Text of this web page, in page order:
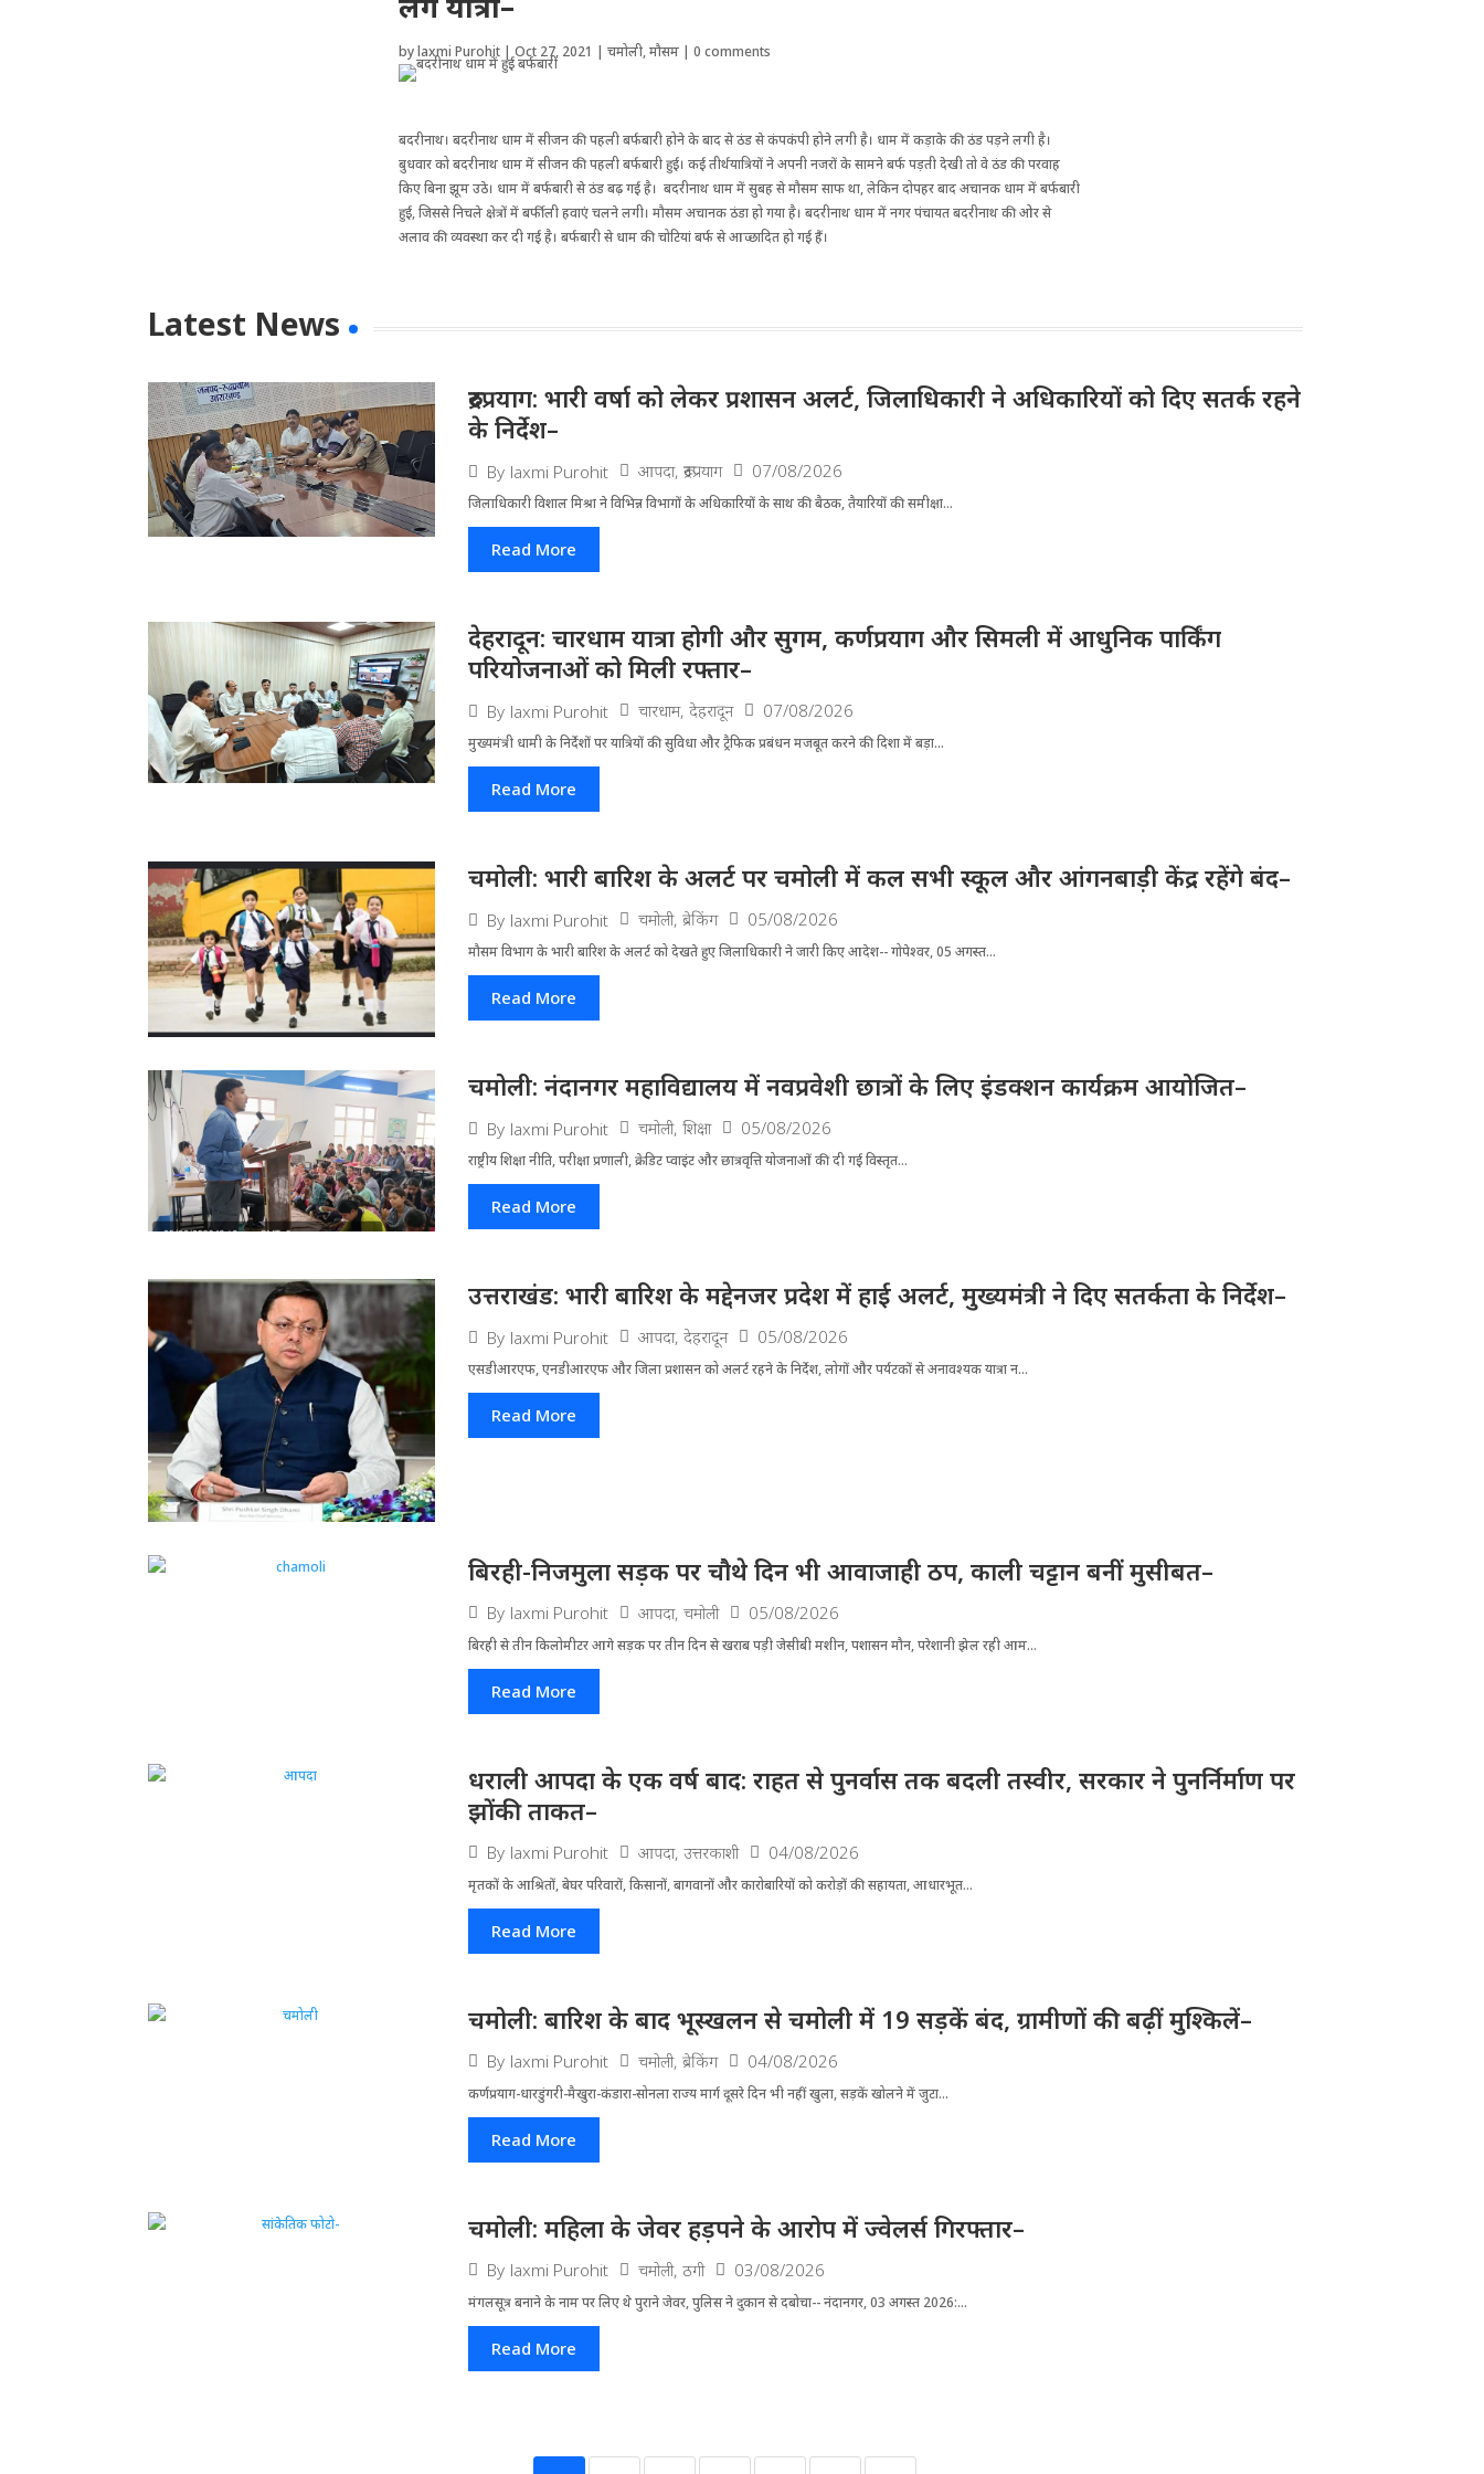
bylaxmi Purohit |Oct 27, 2021 |चमोली,मौसम |0 comments
बदरीनाथ। बदरीनाथ धाम में सीजन की पहली बर्फबारी होने के बाद से ठंड से कंपकंपी होने लगी है। धाम में कड़ाके की ठंड पड़ने लगी है।
बुधवार को बदरीनाथ धाम में सीजन की पहली बर्फबारी हुई। कई तीर्थयात्रियों ने अपनी नजरों के सामने बर्फ पड़ती देखी तो वे ठंड की परवाह
किए बिना झूम उठे। धाम में बर्फबारी से ठंड बढ़ गई है। बदरीनाथ धाम में सु‌बह से मौसम साफ था, लेकिन दोपहर बाद अचानक धाम में बर्फबारी
हुई, जिससे निचले क्षेत्रों में बर्फीली हवाएं चलने लगी। मौसम अचानक ठंडा हो गया है। बदरीनाथ धाम में नगर पंचायत बदरीनाथ की ओर से
अलाव की व्यवस्था कर दी गई है। बर्फबारी से धाम की चोटियां बर्फ से आच्छादित हो गई हैं।
Latest News
रुद्रप्रयाग: भारी वर्षा को लेकर प्रशासन अलर्ट, जिलाधिकारी ने अधिकारियों को दिए सतर्क रहने
के निर्देश–
By laxmi Purohit आपदा, रूद्रप्रयाग 07/08/2026
जिला​धिकारी विशाल मिश्रा ने वि​भिन्न विभागों के अ​धिकारियों के साथ की बैठक, तैयारियों की समीक्षा...
Read More
देहरादून: चारधाम यात्रा होगी और सुगम, कर्णप्रयाग और सिमली में आधुनिक पार्किंग
परियोजनाओं को मिली रफ्तार–
By laxmi Purohit चारधाम, देहरादून 07/08/2026
मुख्यमंत्री धामी के निर्देशों पर यात्रियों की सुविधा और ट्रैफिक प्रबंधन मजबूत करने की दिशा में बड़ा...
Read More
चमोली: भारी बारिश के अलर्ट पर चमोली में कल सभी स्कूल और आंगनबाड़ी केंद्र रहेंगे बंद–
By laxmi Purohit चमोली, ब्रेकिंग 05/08/2026
मौसम विभाग के भारी बारिश के अलर्ट को देखते हुए जिला​धिकारी ने जारी किए आदेश-- गोपेश्वर, 05 अगस्त...
Read More
चमोली: नंदानगर महाविद्यालय में नवप्रवेशी छात्रों के लिए इंडक्शन कार्यक्रम आयोजित–
By laxmi Purohit चमोली, शिक्षा 05/08/2026
राष्ट्रीय शिक्षा नीति, परीक्षा प्रणाली, क्रेडिट प्वाइंट और छात्रवृत्ति योजनाओं की दी गई विस्तृत...
Read More
उत्तराखंड: भारी बारिश के मद्देनजर प्रदेश में हाई अलर्ट, मुख्यमंत्री ने दिए सतर्कता के निर्देश–
By laxmi Purohit आपदा, देहरादून 05/08/2026
एसडीआरएफ, एनडीआरएफ और जिला प्रशासन को अलर्ट रहने के निर्देश, लोगों और पर्यटकों से अनावश्यक यात्रा न...
Read More
बिरही-निजमुला सड़क पर चौथे दिन भी आवाजाही ठप, काली चट्टान बनीं मुसीबत–
By laxmi Purohit आपदा, चमोली 05/08/2026
बिरही से तीन किलोमीटर आगे सड़क पर तीन दिन से खराब पड़ी जेसीबी मशीन, पशासन मौन, परेशानी झेल रही आम...
Read More
धराली आपदा के एक वर्ष बाद: राहत से पुनर्वास तक बदली तस्वीर, सरकार ने पुनर्निर्माण पर
झोंकी ताकत–
By laxmi Purohit आपदा, उत्तरकाशी 04/08/2026
मृतकों के आश्रितों, बेघर परिवारों, किसानों, बागवानों और कारोबारियों को करोड़ों की सहायता, आधारभूत...
Read More
चमोली: बारिश के बाद भूस्खलन से चमोली में 19 सड़कें बंद, ग्रामीणों की बढ़ीं मुश्किलें–
By laxmi Purohit चमोली, ब्रेकिंग 04/08/2026
कर्णप्रयाग-धारडुंगरी-मैखुरा-कंडारा-सोनला राज्य मार्ग दूसरे दिन भी नहीं खुला, सड़कें खोलने में जुटा...
Read More
चमोली: महिला के जेवर हड़पने के आरोप में ज्वेलर्स गिरफ्तार–
By laxmi Purohit चमोली, ठगी 03/08/2026
मंगलसूत्र बनाने के नाम पर लिए थे पुराने जेवर, पुलिस ने दुकान से दबोचा-- नंदानगर, 03 अगस्त 2026:...
Read More